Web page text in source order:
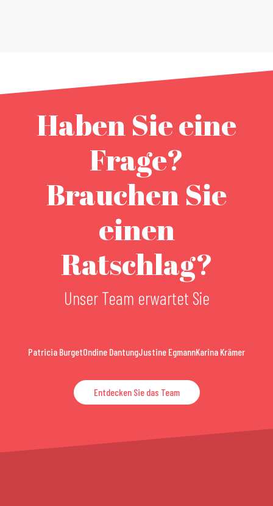
Haben Sie eine
Frage?
Brauchen Sie
einen
Ratschlag?
Unser Team erwartet Sie
Patricia BurgetOndine DantungJustine EgmannKarina Krämer
Entdecken Sie das Team